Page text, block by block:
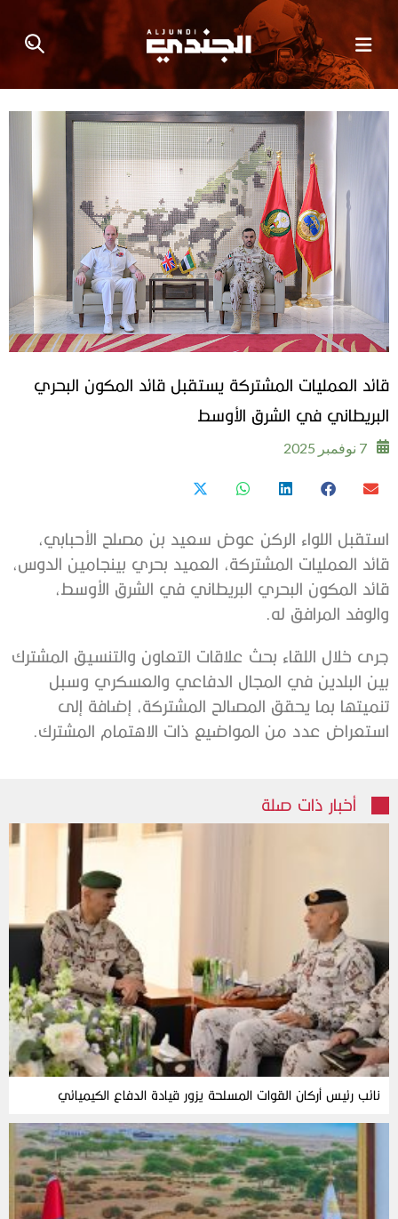
قائد العمليات المشتركة يستقبل قائد المكون البحري
البريطاني في الشرق الأوسط
7 نوفمبر 2025
استقبل اللواء الركن عوض سعيد بن مصلح الأحبابي،
قائد العمليات المشتركة، العميد بحري بينجامين الدوس،
قائد المكون البحري البريطاني في الشرق الأوسط،
والوفد المرافق له.
‏جرى خلال اللقاء بحث علاقات التعاون والتنسيق المشترك
بين البلدين في المجال الدفاعي والعسكري وسبل
تنميتها بما يحقق المصالح المشتركة، إضافة إلى
استعراض عدد من المواضيع ذات الاهتمام المشترك.
أخبار ذات صلة
نائب رئيس أركان القوات المسلحة يزور قيادة الدفاع الكيميائي